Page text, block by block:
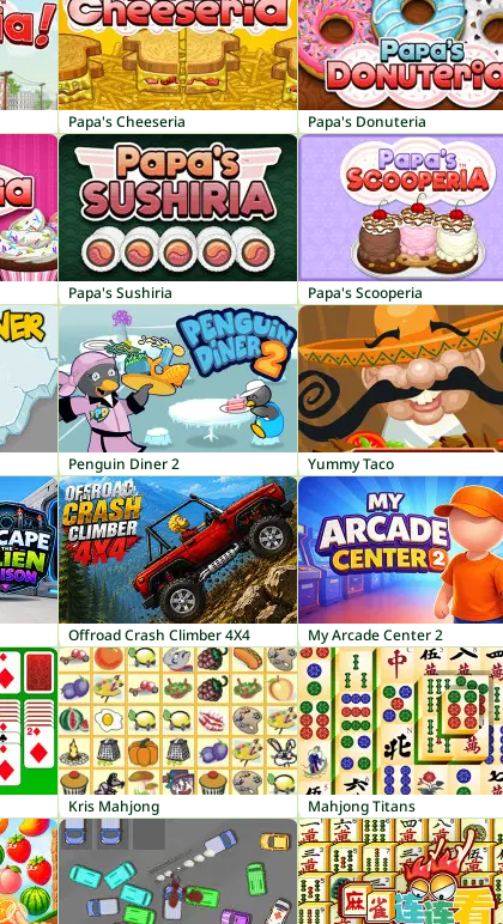
Papa's Cheeseria Papa's Donuteria
Papa's Sushiria Papa's Scooperia
Penguin Diner 2 Yummy Taco
Offroad Crash Climber 4X4 My Arcade Center 2
Kris Mahjong Mahjong Titans